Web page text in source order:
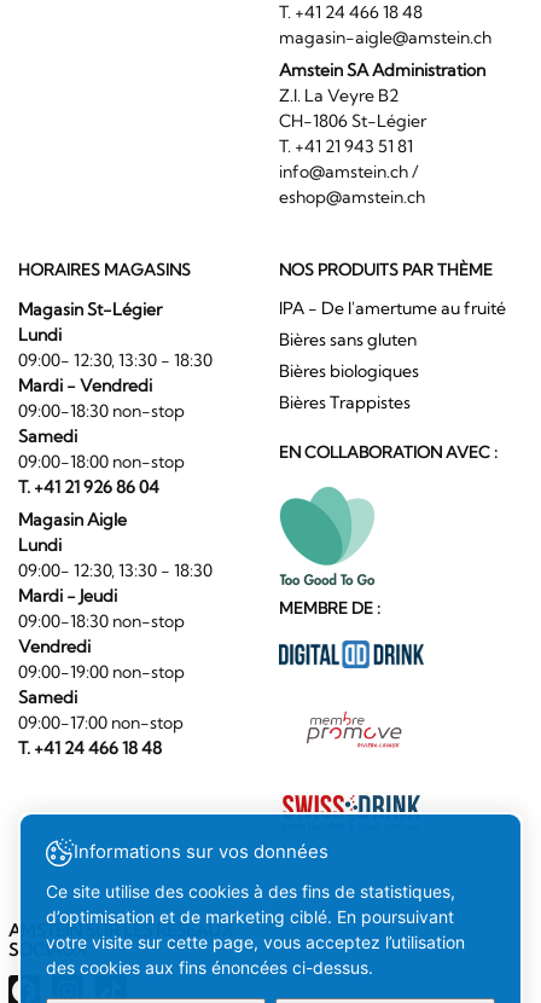
T. +41 24 466 18 48
magasin-aigle@amstein.ch
Amstein SA Administration
Z.I. La Veyre B2
CH-1806 St-Légier
T. +41 21 943 51 81
info@amstein.ch/
eshop@amstein.ch
HORAIRES MAGASINS
Magasin St-Légier
Lundi
09:00- 12:30, 13:30 - 18:30
Mardi - Vendredi
09:00-18:30 non-stop
Samedi
09:00-18:00 non-stop
T. +41 21 926 86 04
Magasin Aigle
Lundi
09:00- 12:30, 13:30 - 18:30
Mardi - Jeudi
09:00-18:30 non-stop
Vendredi
09:00-19:00 non-stop
Samedi
09:00-17:00 non-stop
T. +41 24 466 18 48
NOS PRODUITS PAR THÈME
IPA - De l'amertume au fruité
Bières sans gluten
Bières biologiques
Bières Trappistes
EN COLLABORATION AVEC :
MEMBRE DE :
AMSTEIN SUR LES RÉSEAUX
SOCIAUX
Informations sur vos données
Ce site utilise des cookies à des fins de statistiques,
d’optimisation et de marketing ciblé. En poursuivant
votre visite sur cette page, vous acceptez l’utilisation
des cookies aux fins énoncées ci-dessus.